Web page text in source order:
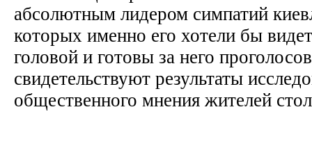
абсолютным лидером симпатий
которых именно его хотели бы
головой и готовы за него
свидетельствуют результаты
общественного мнения жителей